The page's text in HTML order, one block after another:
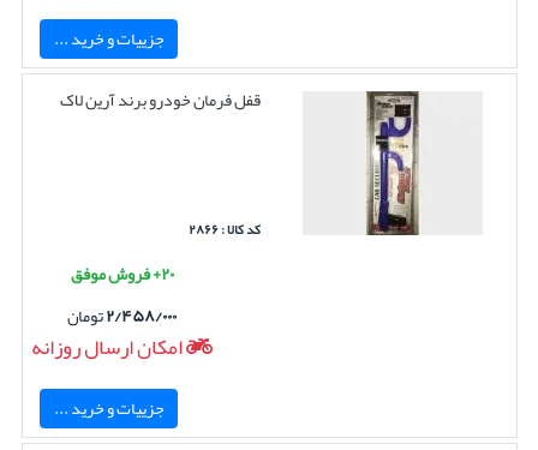
جزییات و خرید ...
قفل فرمان خودرو برند آرین لاک
کد کالا : ۲۸۶۶
۲۰+ فروش موفق
۲/۴۵۸/۰۰۰تومان
امکان ارسال روزانه
جزییات و خرید ...